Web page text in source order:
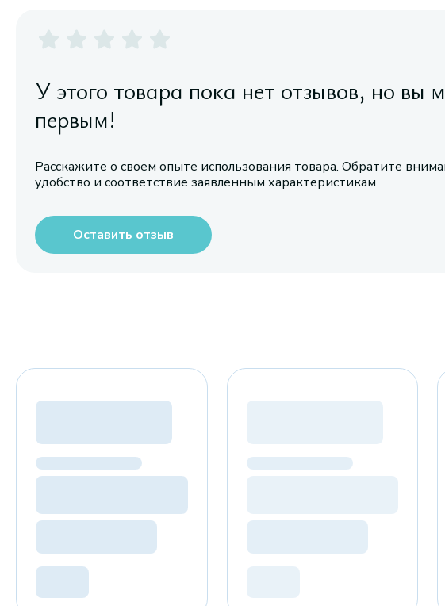
У этого товара пока нет отзывов, но вы
первым!
Расскажите о своем опыте использования товара. Обратите
удобство и соответствие заявленным характеристикам
Оставить отзыв